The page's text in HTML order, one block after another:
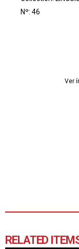
Nº: 46
Ver
RELATED